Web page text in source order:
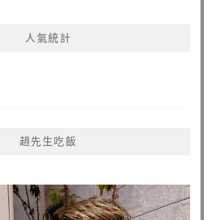
人氣統計
趙先生吃飯